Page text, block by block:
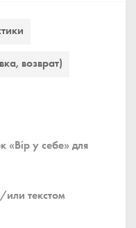
возврат)
«Вір у себе» для
текстом